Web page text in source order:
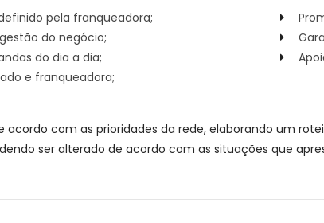
pela franqueadora;
do negócio;
do dia a dia;
e franqueadora;
acordo com as prioridades da rede, elaborando um
ser alterado de acordo com as situações que